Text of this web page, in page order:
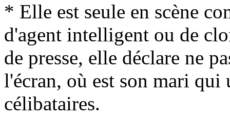
* Elle est seule en scène
d'agent intelligent ou de
de presse, elle déclare ne
l'écran, où est son mari qui
célibataires.